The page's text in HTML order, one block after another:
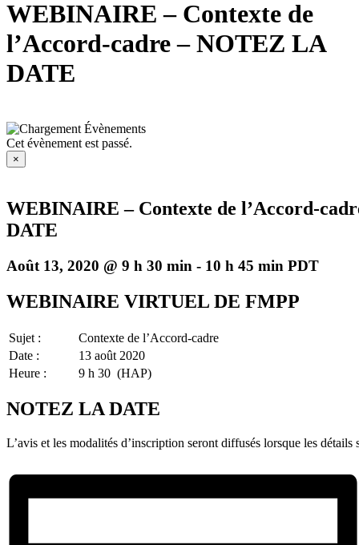
WEBINAIRE – Contexte de
l’Accord-cadre – NOTEZ LA
DATE
Cet évènement est passé.
×
WEBINAIRE – Contexte de l’Accord-
DATE
Août 13, 2020 @ 9 h 30 min - 10 h 45 min PDT
WEBINAIRE VIRTUEL DE FMPP
Sujet :
Contexte de l’Accord-cadre
Date :
13 août 2020
Heure :
9 h 30 (HAP)
NOTEZ LA DATE
L’avis et les modalités d’inscription seront diffusés lorsque les détails